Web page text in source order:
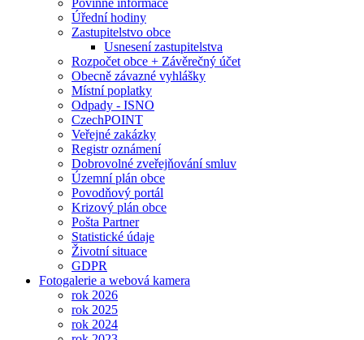
Povinné informace
Úřední hodiny
Zastupitelstvo obce
Usnesení zastupitelstva
Rozpočet obce + Závěrečný účet
Obecně závazné vyhlášky
Místní poplatky
Odpady - ISNO
CzechPOINT
Veřejné zakázky
Registr oznámení
Dobrovolné zveřejňování smluv
Územní plán obce
Povodňový portál
Krizový plán obce
Pošta Partner
Statistické údaje
Životní situace
GDPR
Fotogalerie a webová kamera
rok 2026
rok 2025
rok 2024